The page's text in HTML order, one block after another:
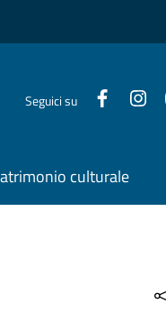
Seguici su
culturale